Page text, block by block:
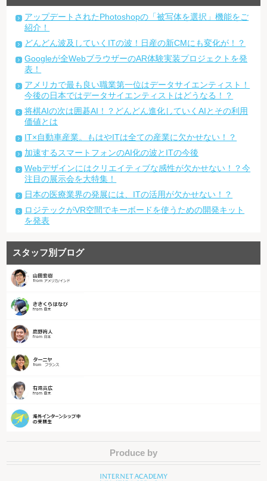
アップデートされたPhotoshopの「被写体を選択」機能をご
紹介！
どんどん波及していくITの波！日産の新CMにも変化が！？
Googleが全WebブラウザーのAR体験実装プロジェクトを発
表！
アメリカで最も良い職業第一位はデータサイエンティスト！
今後の日本ではデータサイエンティストはどうなる！？
将棋AIの次は囲碁AI！？どんどん進化していくAIとその利用
価値とは
IT×自動車産業。もはやITは全ての産業に欠かせない！？
加速するスマートフォンのAI化の波とITの今後
Webデザインにはクリエイティブな感性が欠かせない！？今
注目の展示会を大特集！
日本の医療業界の発展には、ITの活用が欠かせない！？
ロジテックがVR空間でキーボードを使うための開発キット
を発表
スタッフ別ブログ
Produce by